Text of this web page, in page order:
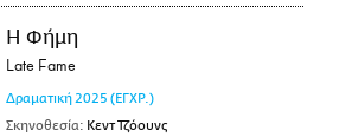
Η Φήμη
Late Fame
Δραματική 2025 (ΕΓΧΡ.)
Σκηνοθεσία: Κεντ Τζόουνς